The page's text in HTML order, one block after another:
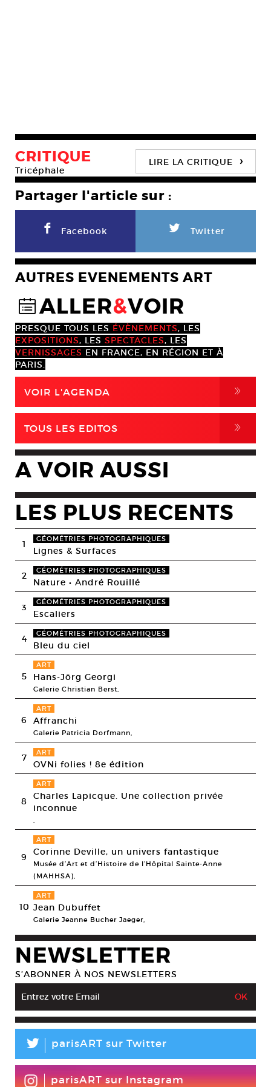
CRITIQUE
Tricéphale
LIRE LA CRITIQUE ›
Partager l'article sur :
F Facebook L Twitter
AUTRES EVENEMENTS ART
@ALLER&VOIR
PRESQUE TOUS LES ÉVÈNEMENTS, LES
EXPOSITIONS, LES SPECTACLES, LES
VERNISSAGES EN FRANCE, EN RÉGION ET À
PARIS.
VOIR L'AGENDA ,
TOUS LES EDITOS ,
A VOIR AUSSI
LES PLUS RECENTS
1 GÉOMÉTRIES PHOTOGRAPHIQUES
Lignes & Surfaces
2 GÉOMÉTRIES PHOTOGRAPHIQUES
Nature • André Rouillé
3 GÉOMÉTRIES PHOTOGRAPHIQUES
Escaliers
4 GÉOMÉTRIES PHOTOGRAPHIQUES
Bleu du ciel
5
ART
Hans-Jörg Georgi
Galerie Christian Berst,
6
ART
Affranchi
Galerie Patricia Dorfmann,
7 ART
OVNi folies ! 8e édition
8
ART
Charles Lapicque. Une collection privée
inconnue
,
9
ART
Corinne Deville, un univers fantastique
Musée d’Art et d’Histoire de l’Hôpital Sainte-Anne
(MAHHSA),
10
ART
Jean Dubuffet
Galerie Jeanne Bucher Jaeger,
NEWSLETTER
S’ABONNER À NOS NEWSLETTERS
L parisART sur Twitter
parisART sur Instagram